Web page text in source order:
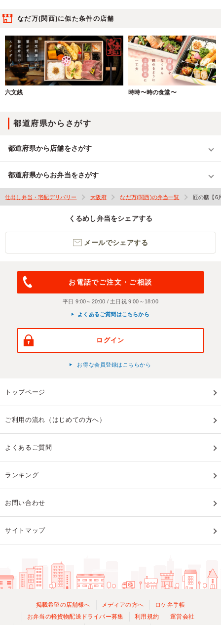
なだ万(関西)に似た条件の店舗
六文銭 時時〜時の食堂〜
都道府県からさがす
都道府県から店舗をさがす
都道府県からお弁当をさがす
仕出し弁当・宅配デリバリー 大阪府 なだ万(関西)の弁当一覧 匠の膳【6
くるめし弁当をシェアする
メールでシェアする
お電話でご注文・ご相談
平日 9:00～20:00 / 土日祝 9:00～18:00
よくあるご質問はこちらから
ログイン
お得な会員登録はこちらから
トップページ
ご利用の流れ（はじめての方へ）
よくあるご質問
ランキング
お問い合わせ
サイトマップ
掲載希望の店舗様へ メディアの方へ
ロケ弁手帳
お弁当の軽貨物配送ドライバー募集
利用規約 運営会社